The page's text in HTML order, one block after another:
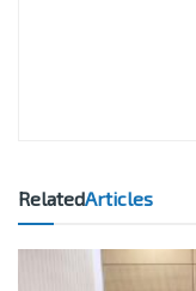
RelatedArticles